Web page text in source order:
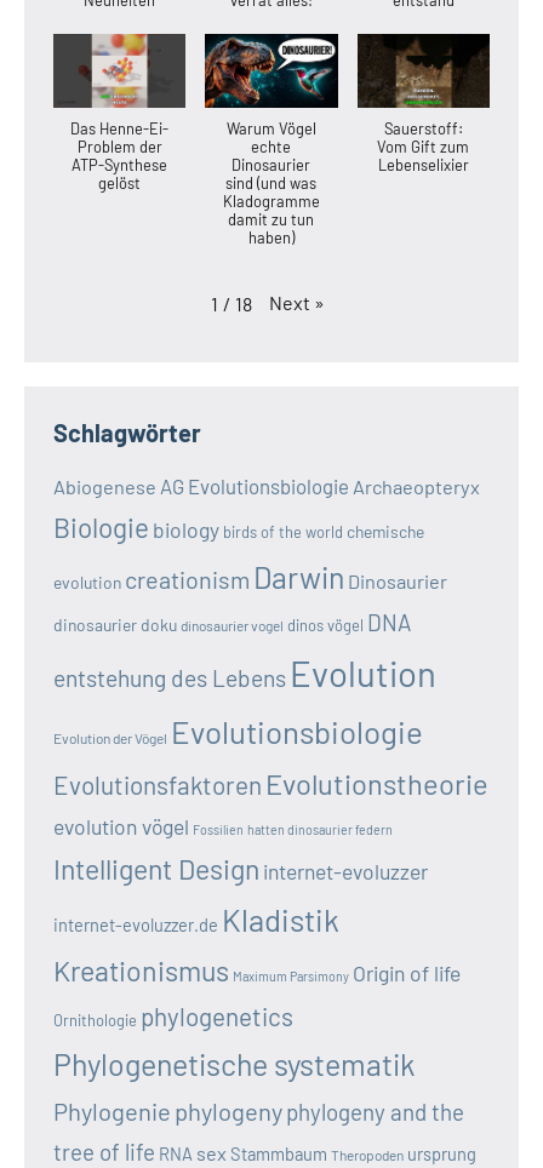
Das Henne-Ei-
Problem der
ATP-Synthese
gelöst
Warum Vögel
echte
Dinosaurier
sind (und was
Kladogramme
damit zu tun
haben)
Sauerstoff:
Vom Gift zum
Lebenselixier
1 / 18 Next »
Schlagwörter
Abiogenese AG Evolutionsbiologie Archaeopteryx
Biologie biology birds of the world chemische
evolution creationism Darwin Dinosaurier
dinosaurier doku dinosaurier vogel dinos vögel DNA
entstehung des Lebens Evolution
Evolution der Vögel Evolutionsbiologie
Evolutionsfaktoren Evolutionstheorie
evolution vögel Fossilien hatten dinosaurier federn
Intelligent Design internet-evoluzzer
internet-evoluzzer.de Kladistik
Kreationismus Maximum Parsimony Origin of life
Ornithologie phylogenetics
Phylogenetische systematik
Phylogenie phylogenyphylogeny and the
tree of life RNA sex Stammbaum Theropoden ursprung